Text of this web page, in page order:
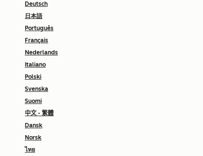
Deutsch
日本語
Português
Français
Nederlands
Italiano
Polski
Svenska
Suomi
中文 - 繁體
Dansk
Norsk
ไทย